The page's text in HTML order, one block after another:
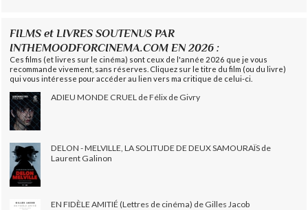
FILMS et LIVRES SOUTENUS PAR
INTHEMOODFORCINEMA.COM EN 2026 :
Ces films (et livres sur le cinéma) sont ceux de l'année 2026 que je vous
recommande vivement, sans réserves. Cliquez sur le titre du film (ou du livre)
qui vous intéresse pour accéder au lien vers ma critique de celui-ci.
ADIEU MONDE CRUEL de Félix de Givry
DELON - MELVILLE, LA SOLITUDE DE DEUX SAMOURAÏS de
Laurent Galinon
EN FIDÈLE AMITIÉ (Lettres de cinéma) de Gilles Jacob